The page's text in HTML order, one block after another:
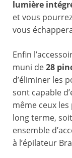
lumière
et vous
vous
Enfin
muni de28
d’éliminer les
sont capable
même ceux
long terme,
ensemble
à l’épilateur